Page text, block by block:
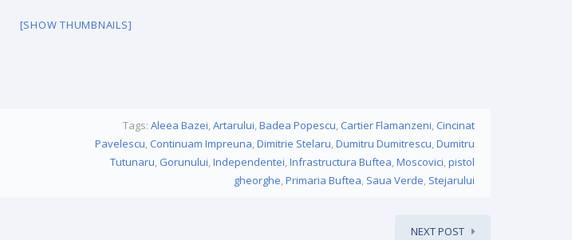
[SHOW THUMBNAILS]
Tags: Aleea Bazei,Artarului,Badea Popescu, Cartier Flamanzeni, Cincinat
Pavelescu, Continuam Impreuna,Dimitrie Stelaru,Dumitru Dumitrescu,Dumitru
Tutunaru, Gorunului,Independentei,Infrastructura Buftea,Moscovici,pistol
gheorghe,Primaria Buftea, Saua Verde, Stejarului
NEXT POST